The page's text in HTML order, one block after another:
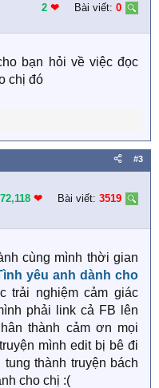
2 ❤︎ Bài viết: 0
bạn hỏi về việc đọc
chị đó
#3
72,118 ❤︎ Bài viết: 3519
cùng mình thời gian
yêu anh dành cho
trải nghiệm cảm giác
phải link cả FB lên
thành cảm ơn mọi
mình edit bị bê đi
thành truyện bách
cho chị :(